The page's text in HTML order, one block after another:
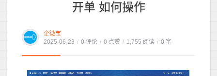
开单 如何操作
企微宝
2025-06-23 / 0 评论 / 0 点赞 / 1,755 阅读 / 0 字